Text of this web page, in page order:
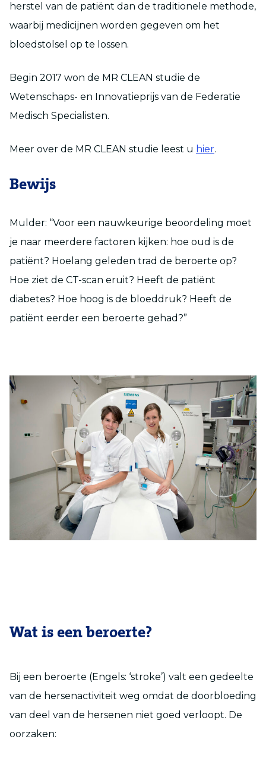
herstel van de patiënt dan de traditionele methode,
waarbij medicijnen worden gegeven om het
bloedstolsel op te lossen.
Begin 2017 won de MR CLEAN studie de
Wetenschaps- en Innovatieprijs van de Federatie
Medisch Specialisten.
Meer over de MR CLEAN studie leest u hier.
Bewijs
Mulder: “Voor een nauwkeurige beoordeling moet
je naar meerdere factoren kijken: hoe oud is de
patiënt? Hoelang geleden trad de beroerte op?
Hoe ziet de CT-scan eruit? Heeft de patiënt
diabetes? Hoe hoog is de bloeddruk? Heeft de
patiënt eerder een beroerte gehad?”
Wat is een beroerte?
Bij een beroerte (Engels: ‘stroke’) valt een gedeelte
van de hersenactiviteit weg omdat de doorbloeding
van deel van de hersenen niet goed verloopt. De
oorzaken: